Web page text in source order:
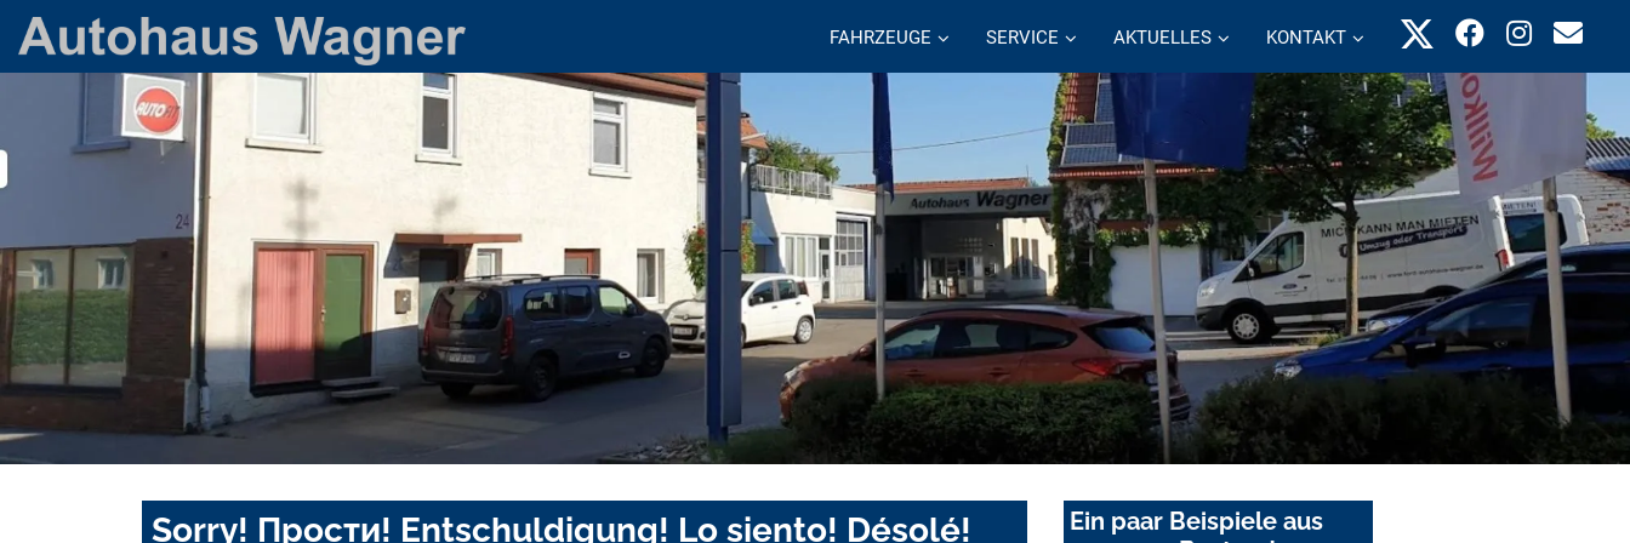
FAHRZEUGE SERVICE AKTUELLES KONTAKT
Sorry! Прости! Entschuldigung! Lo siento! Désolé!
Ein paar Beispiele aus